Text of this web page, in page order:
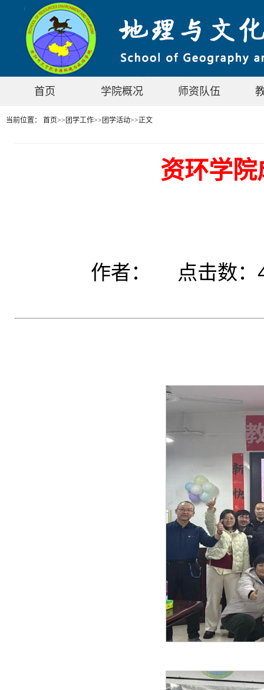
首页 学院概况 师资队伍
当前位置： 首页>> 团学工作>> 团学活动>>正文
资环学
作者： 点击数：